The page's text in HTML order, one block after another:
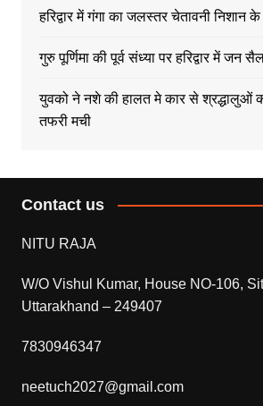
हरिद्वार में गंगा का जलस्तर चेतावनी निशान
गुरु पूर्णिमा की पूर्व संध्या पर हरिद्वार में जन
युवको ने नशे की हालत मे कार से श्रद्धालुओं
तफरी मची
Contact us
NITU RAJA
W/O Vishul Kumar, House NO-106,
Uttarakhand – 249407
7830946347
neetuch2027@gmail.com